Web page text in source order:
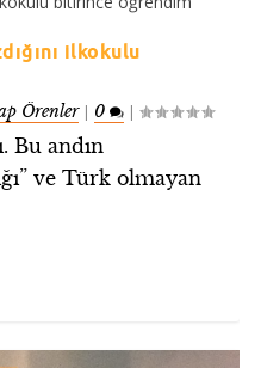
ilkokulu
Örenler| 0 |
Bu andın
ve Türk olmayan